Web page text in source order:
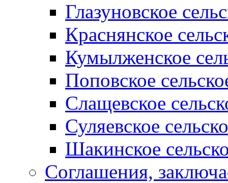
Глазуновское
Краснянское
Кумылженское
Поповское
Слащевское
Суляевское
Шакинское
Соглашения,